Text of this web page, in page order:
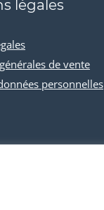
légales
de vente
personnelles